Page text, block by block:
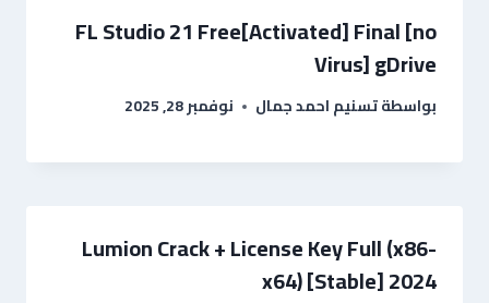
FL Studio 21 Free[Activated] Final [no
Virus] gDrive
بواسطةتسنيم احمد جمال نوفمبر 28, 2025
Lumion Crack + License Key Full (x86-
x64) [Stable] 2024